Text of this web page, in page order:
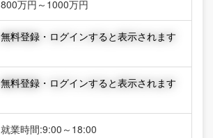
800万円～1000万円
無料登録・ログインすると表示されます
無料登録・ログインすると表示されます
就業時間:9:00～18:00